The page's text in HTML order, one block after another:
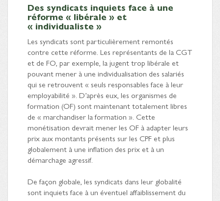
Des syndicats inquiets face à une
réforme « libérale » et
« individualiste »
Les syndicats sont particulièrement remontés
contre cette réforme. Les représentants de la CGT
et de FO, par exemple, la jugent trop libérale et
pouvant mener à une individualisation des salariés
qui se retrouvent « seuls responsables face à leur
employabilité ». D’après eux, les organismes de
formation (OF) sont maintenant totalement libres
de « marchandiser la formation ». Cette
monétisation devrait mener les OF à adapter leurs
prix aux montants présents sur les CPF et plus
globalement à une inflation des prix et à un
démarchage agressif.
De façon globale, les syndicats dans leur globalité
sont inquiets face à un éventuel affaiblissement du